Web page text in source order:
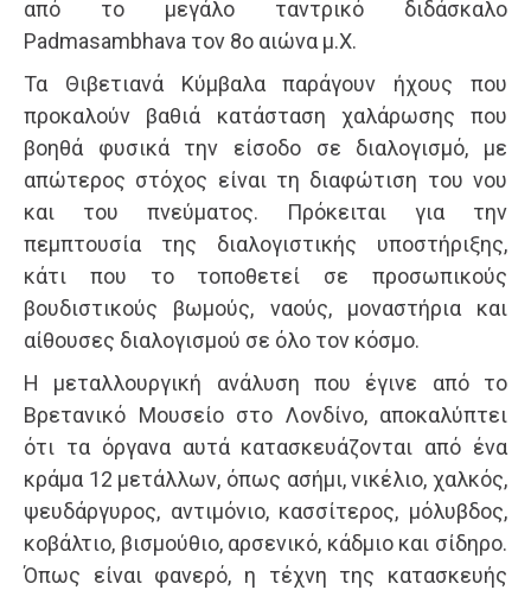
από το μεγάλο ταντρικό διδάσκαλο
Padmasambhava τον 8ο αιώνα μ.Χ.
Τα Θιβετιανά Κύμβαλα παράγουν ήχους που
προκαλούν βαθιά κατάσταση χαλάρωσης που
βοηθά φυσικά την είσοδο σε διαλογισμό, με
απώτερος στόχος είναι τη διαφώτιση του νου
και του πνεύματος. Πρόκειται για την
πεμπτουσία της διαλογιστικής υποστήριξης,
κάτι που το τοποθετεί σε προσωπικούς
βουδιστικούς βωμούς, ναούς, μοναστήρια και
αίθουσες διαλογισμού σε όλο τον κόσμο.
Η μεταλλουργική ανάλυση που έγινε από το
Βρετανικό Μουσείο στο Λονδίνο, αποκαλύπτει
ότι τα όργανα αυτά κατασκευάζονται από ένα
κράμα 12 μετάλλων, όπως ασήμι, νικέλιο, χαλκός,
ψευδάργυρος, αντιμόνιο, κασσίτερος, μόλυβδος,
κοβάλτιο, βισμούθιο, αρσενικό, κάδμιο και σίδηρο.
Όπως είναι φανερό, η τέχνη της κατασκευής